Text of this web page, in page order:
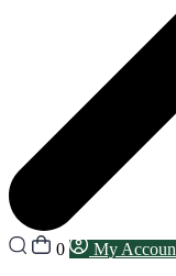
0
My